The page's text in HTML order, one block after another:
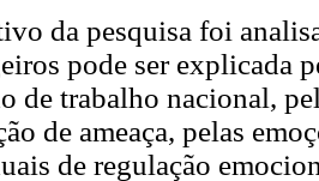
da pesquisa foi
pode ser explicada
de trabalho nacional,
de ameaça, pelas
de regulação